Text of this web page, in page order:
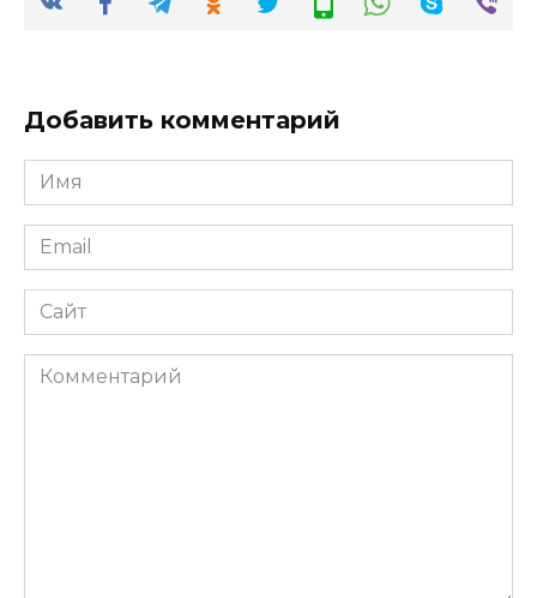
Добавить комментарий
Имя
*
Email
*
Сайт
Комментарий